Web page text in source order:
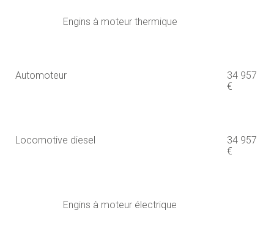
Engins à moteur thermique
Automoteur
34 957
€
Locomotive diesel
34 957
€
Engins à moteur électrique